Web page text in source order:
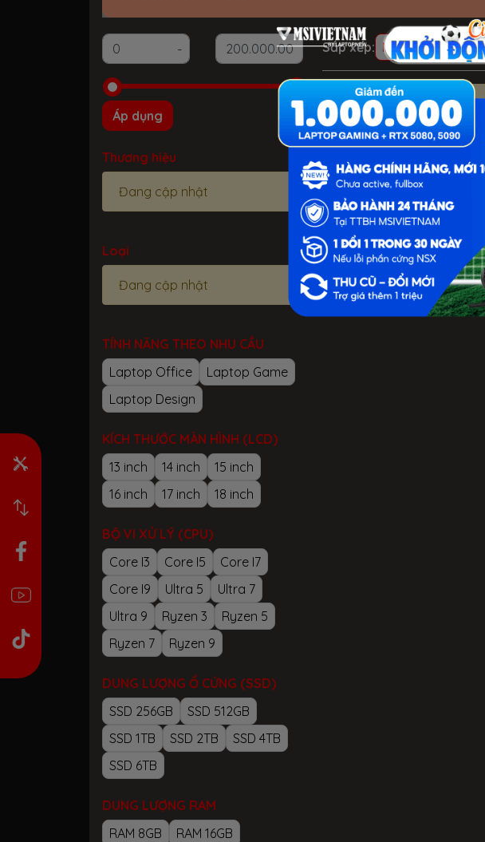
Sắp xếp: Mặc định A → Z
MSI WORKSTATION WE
Áp dụng
Thương hiệu
Đang cập nhật
Loại
Đang cập nhật
TÍNH NĂNG THEO NHU CẦU
Laptop Office
Laptop Game
Laptop Design
KÍCH THƯỚC MÀN HÌNH (LCD)
13 inch
14 inch
15 inch
16 inch
17 inch 18 inch
BỘ VI XỬ LÝ (CPU)
Core I3
Core I5
Core I7
Core I9
Ultra 5
Ultra 7
Ultra 9
Ryzen 3
Ryzen 5
Ryzen 7
Ryzen 9
DUNG LƯỢNG Ổ CỨNG (SSD)
SSD 256GB
SSD 512GB
SSD 1TB
SSD 2TB
SSD 4TB
SSD 6TB
DUNG LƯỢNG RAM
RAM 8GB
RAM 16GB